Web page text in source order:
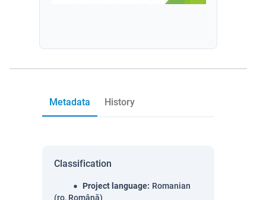
Metadata History
Classification
Project language: Romanian
(ro, Română)